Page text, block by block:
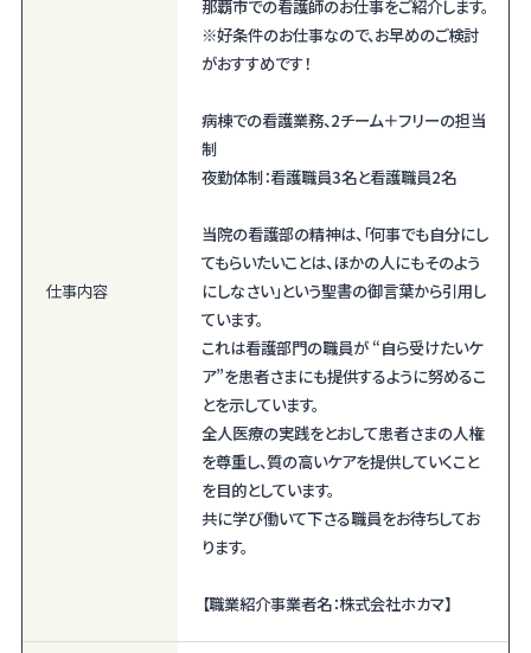
仕事内容
那覇市での看護師のお仕事をご紹介します。
※好条件のお仕事なので、お早めのご検討
がおすすめです！
病棟での看護業務、2チーム＋フリーの担当
制
夜勤体制：看護職員3名と看護職員2名
当院の看護部の精神は、「何事でも自分にし
てもらいたいことは、ほかの人にもそのよう
にしなさい」という聖書の御言葉から引用し
ています。
これは看護部門の職員が “自ら受けたいケ
ア”を患者さまにも提供するように努めるこ
とを示しています。
全人医療の実践をとおして患者さまの人権
を尊重し、質の高いケアを提供していくこと
を目的としています。
共に学び働いて下さる職員をお待ちしてお
ります。
【職業紹介事業者名：株式会社ホカマ】